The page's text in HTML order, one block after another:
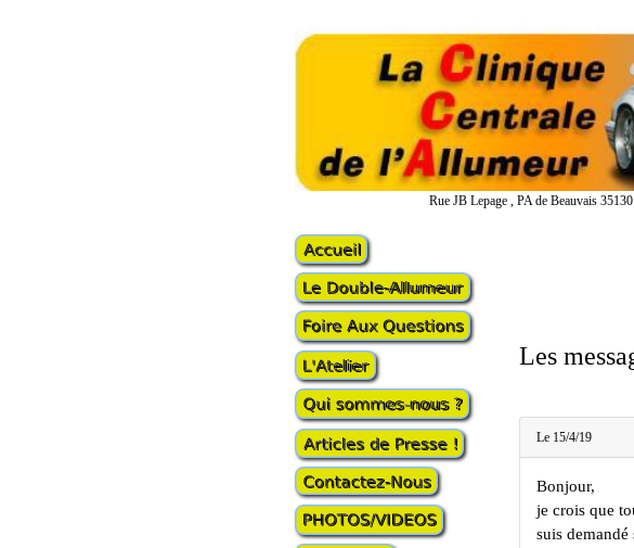
Rue JB Lepage , PA de Beauvais
Les
Le 15/4/19
Bonjour,
je crois que
suis